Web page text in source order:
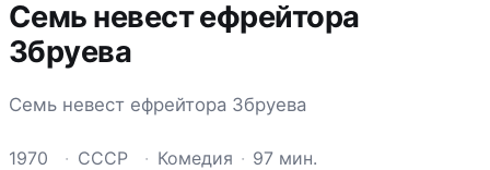
Семь невест ефрейтора
Збруева
Семь невест ефрейтора Збруева
1970 · СССР · Комедия · 97 мин.